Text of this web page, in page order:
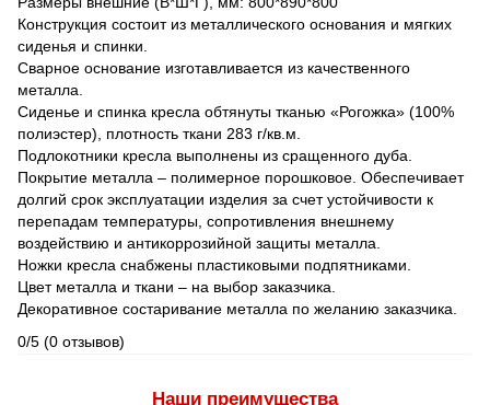
Конструкция состоит из металлического основания и мягких
сиденья и спинки.
Сварное основание изготавливается из качественного
металла.
Сиденье и спинка кресла обтянуты тканью «Рогожка» (100%
полиэстер), плотность ткани 283 г/кв.м.
Подлокотники кресла выполнены из сращенного дуба.
Покрытие металла – полимерное порошковое. Обеспечивает
долгий срок эксплуатации изделия за счет устойчивости к
перепадам температуры, сопротивления внешнему
воздействию и антикоррозийной защиты металла.
Ножки кресла снабжены пластиковыми подпятниками.
Цвет металла и ткани – на выбор заказчика.
Декоративное состаривание металла по желанию заказчика.
0/5 (0 отзывов)
Наши преимущества